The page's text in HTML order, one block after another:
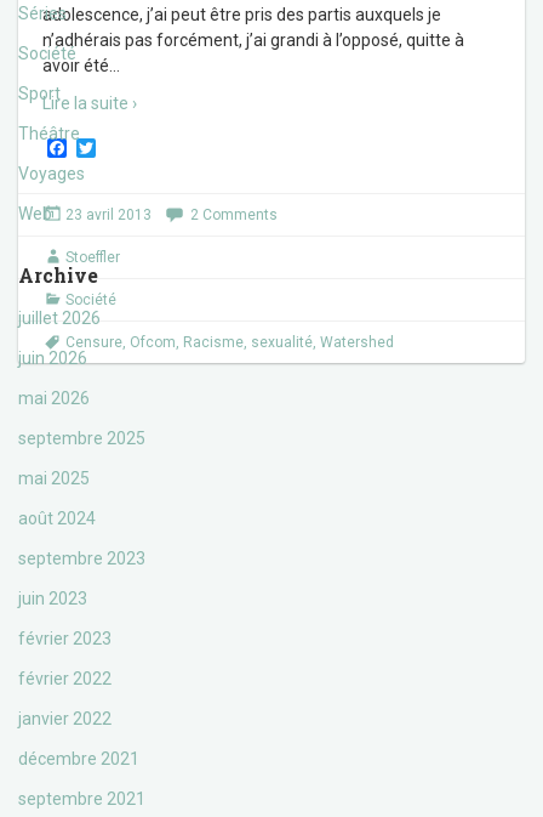
Séries
Société
Sport
Théâtre
Voyages
Web
Archive
juillet 2026
juin 2026
mai 2026
septembre 2025
mai 2025
août 2024
septembre 2023
juin 2023
février 2023
février 2022
janvier 2022
décembre 2021
septembre 2021
adolescence, j’ai peut être pris des partis auxquels je
n’adhérais pas forcément, j’ai grandi à l’opposé, quitte à
avoir été
Lire la suite ›
F
a
c
e
b
o
k
t
r
23 avril 2013 2 Comments
Stoeffler
Société
Censure, Ofcom, Racisme, sexualité, Watershed